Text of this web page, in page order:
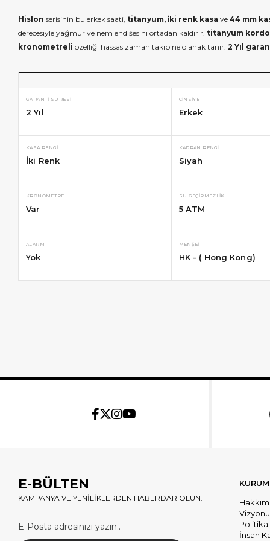
Hislon serisinin bu erkek saati, titanyum, i̇ki renk kasa ve 44 mm
derecesiyle yağmur ve nem endişesini ortadan kaldırır. titanyum
kronometreli özelliği hassas zaman takibine olanak tanır. 2 Yıl
GARANTI SÜRESI
2 Yıl
CINSIYET
Erkek
KASA RENGI
İki Renk
KADRAN RENGI
Siyah
KRONOMETRE
Var
SU GEÇIRMEZLIK
5 ATM
ALARM
Yok
MENŞEI
HK - ( Hong Kong)
E-BÜLTEN
KAMPANYA VE YENİLİKLERDEN HABERDAR OLUN.
İnsan